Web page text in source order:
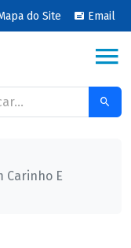
do Site Email
Carinho E